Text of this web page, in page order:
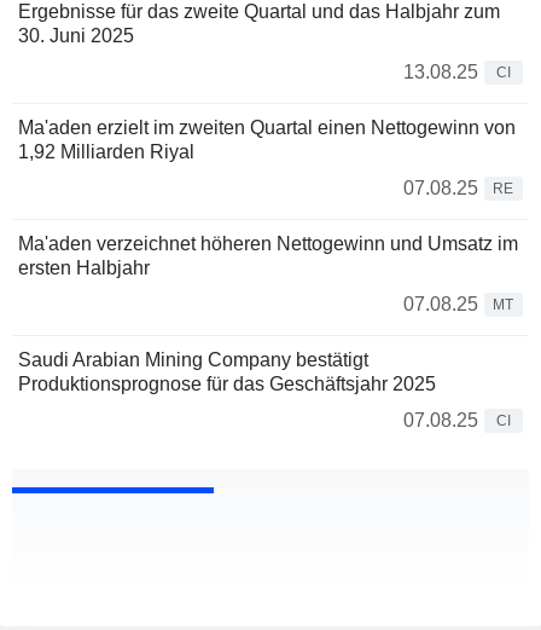
Ergebnisse für das zweite Quartal und das Halbjahr zum
30. Juni 2025
13.08.25
CI
Ma'aden erzielt im zweiten Quartal einen Nettogewinn von
1,92 Milliarden Riyal
07.08.25
RE
Ma'aden verzeichnet höheren Nettogewinn und Umsatz im
ersten Halbjahr
07.08.25
MT
Saudi Arabian Mining Company bestätigt
Produktionsprognose für das Geschäftsjahr 2025
07.08.25
CI